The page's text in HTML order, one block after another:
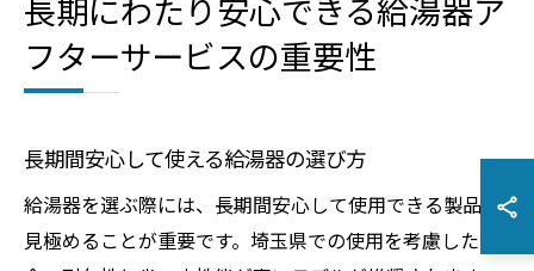
長期にわたり安心できる給湯器ア
フターサービスの重要性
長期間安心して使える給湯器の選び方
給湯器を選ぶ際には、長期間安心して使用できる製品を
見極めることが重要です。埼玉県での使用を考慮した場